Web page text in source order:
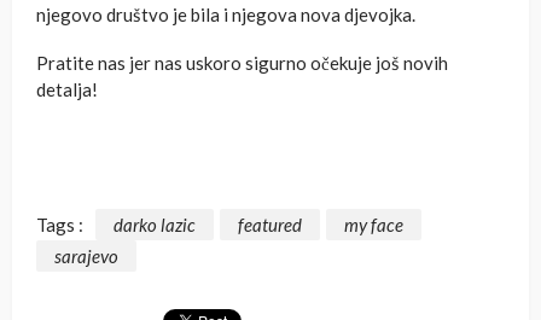
njegovo društvo je bila i njegova nova djevojka.
Pratite nas jer nas uskoro sigurno očekuje još novih
detalja!
Tags : darko lazic featured
my face
sarajevo